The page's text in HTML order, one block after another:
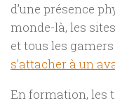
d’une présence
monde-là, les
et tous les
s’attacher à un
En formation, les